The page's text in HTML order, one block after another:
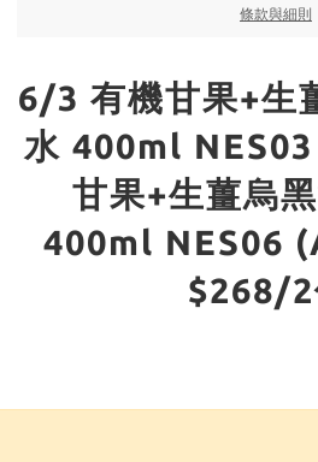
條款與細則
6/3 有機甘果+生
水 400ml
甘果+生薑烏
400ml NES06
$268/